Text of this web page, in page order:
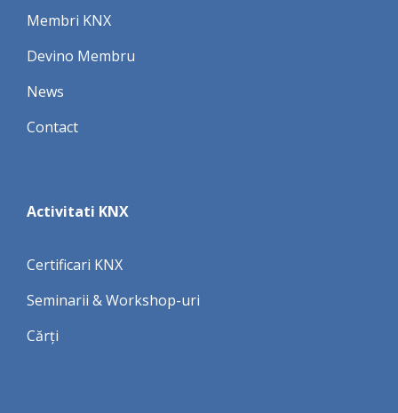
Membri KNX
Devino Membru
News
Contact
Activitati KNX
Certificari KNX
Seminarii & Workshop-uri
Cărți